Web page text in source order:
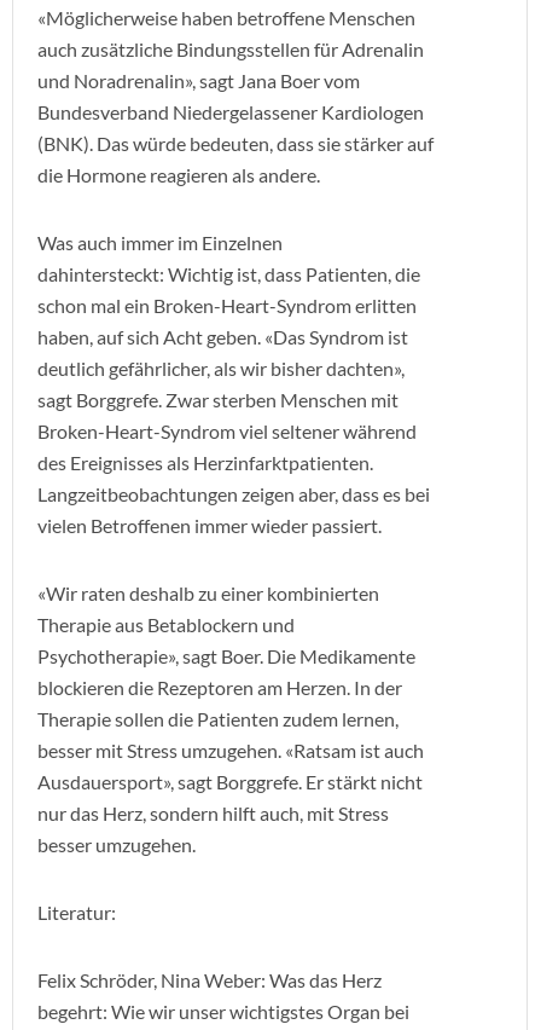
«Möglicherweise haben betroffene Menschen
auch zusätzliche Bindungsstellen für Adrenalin
und Noradrenalin», sagt Jana Boer vom
Bundesverband Niedergelassener Kardiologen
(BNK). Das würde bedeuten, dass sie stärker auf
die Hormone reagieren als andere.
Was auch immer im Einzelnen
dahintersteckt: Wichtig ist, dass Patienten, die
schon mal ein Broken-Heart-Syndrom erlitten
haben, auf sich Acht geben. «Das Syndrom ist
deutlich gefährlicher, als wir bisher dachten»,
sagt Borggrefe. Zwar sterben Menschen mit
Broken-Heart-Syndrom viel seltener während
des Ereignisses als Herzinfarktpatienten.
Langzeitbeobachtungen zeigen aber, dass es bei
vielen Betroffenen immer wieder passiert.
«Wir raten deshalb zu einer kombinierten
Therapie aus Betablockern und
Psychotherapie», sagt Boer. Die Medikamente
blockieren die Rezeptoren am Herzen. In der
Therapie sollen die Patienten zudem lernen,
besser mit Stress umzugehen. «Ratsam ist auch
Ausdauersport», sagt Borggrefe. Er stärkt nicht
nur das Herz, sondern hilft auch, mit Stress
besser umzugehen.
Literatur:
Felix Schröder, Nina Weber: Was das Herz
begehrt: Wie wir unser wichtigstes Organ bei